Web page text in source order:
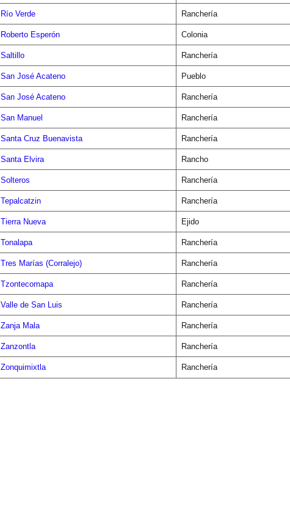
Río Verde Ranchería
Roberto Esperón Colonia
Saltillo Ranchería
San José Acateno Pueblo
San José Acateno Ranchería
San Manuel Ranchería
Santa Cruz Buenavista Ranchería
Santa Elvira Rancho
Solteros Ranchería
Tepalcatzin Ranchería
Tierra Nueva Ejido
Tonalapa Ranchería
Tres Marías (Corralejo) Ranchería
Tzontecomapa Ranchería
Valle de San Luis Ranchería
Zanja Mala Ranchería
Zanzontla Ranchería
Zonquimixtla Ranchería